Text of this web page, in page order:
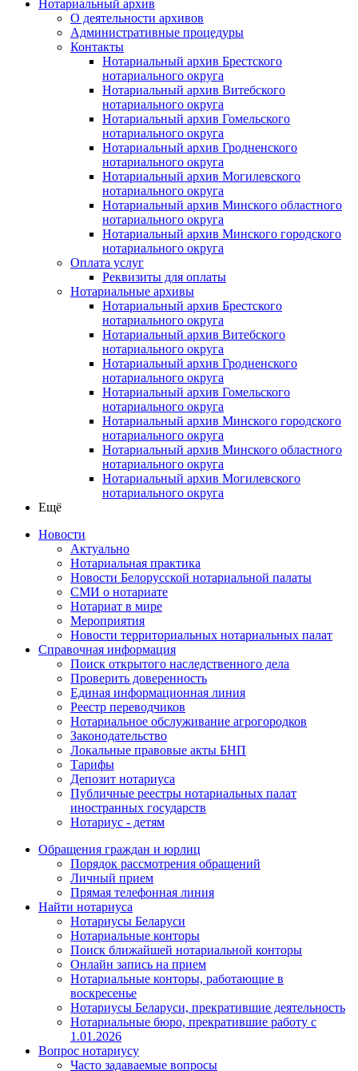
Нотариальный архив
О деятельности архивов
Административные процедуры
Контакты
Нотариальный архив Брестского
нотариального округа
Нотариальный архив Витебского
нотариального округа
Нотариальный архив Гомельского
нотариального округа
Нотариальный архив Гродненского
нотариального округа
Нотариальный архив Могилевского
нотариального округа
Нотариальный архив Минского областного
нотариального округа
Нотариальный архив Минского городского
нотариального округа
Оплата услуг
Реквизиты для оплаты
Нотариальные архивы
Нотариальный архив Брестского
нотариального округа
Нотариальный архив Витебского
нотариального округа
Нотариальный архив Гродненского
нотариального округа
Нотариальный архив Гомельского
нотариального округа
Нотариальный архив Минского городского
нотариального округа
Нотариальный архив Минского областного
нотариального округа
Нотариальный архив Могилевского
нотариального округа
Ещё
Новости
Актуально
Нотариальная практика
Новости Белорусской нотариальной палаты
СМИ о нотариате
Нотариат в мире
Мероприятия
Новости территориальных нотариальных палат
Справочная информация
Поиск открытого наследственного дела
Проверить доверенность
Единая информационная линия
Реестр переводчиков
Нотариальное обслуживание агрогородков
Законодательство
Локальные правовые акты БНП
Тарифы
Депозит нотариуса
Публичные реестры нотариальных палат
иностранных государств
Нотариус - детям
Обращения граждан и юрлиц
Порядок рассмотрения обращений
Личный прием
Прямая телефонная линия
Найти нотариуса
Нотариусы Беларуси
Нотариальные конторы
Поиск ближайшей нотариальной конторы
Онлайн запись на прием
Нотариальные конторы, работающие в
воскресенье
Нотариусы Беларуси, прекратившие деятельность
Нотариальные бюро, прекратившие работу с
1.01.2026
Вопрос нотариусу
Часто задаваемые вопросы